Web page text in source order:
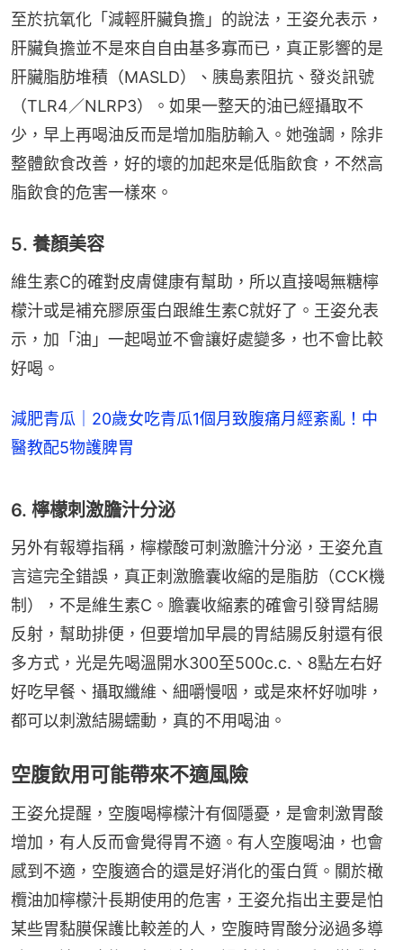
至於抗氧化「減輕肝臟負擔」的說法，王姿允表示，
肝臟負擔並不是來自自由基多寡而已，真正影響的是
肝臟脂肪堆積（MASLD）、胰島素阻抗、發炎訊號
（TLR4／NLRP3）。如果一整天的油已經攝取不
少，早上再喝油反而是增加脂肪輸入。她強調，除非
整體飲食改善，好的壞的加起來是低脂飲食，不然高
脂飲食的危害一樣來。
5. 養顏美容
維生素C的確對皮膚健康有幫助，所以直接喝無糖檸
檬汁或是補充膠原蛋白跟維生素C就好了。王姿允表
示，加「油」一起喝並不會讓好處變多，也不會比較
好喝。
減肥青瓜｜20歲女吃青瓜1個月致腹痛月經紊亂！中
醫教配5物護脾胃
6. 檸檬刺激膽汁分泌
另外有報導指稱，檸檬酸可刺激膽汁分泌，王姿允直
言這完全錯誤，真正刺激膽囊收縮的是脂肪（CCK機
制），不是維生素C。膽囊收縮素的確會引發胃結腸
反射，幫助排便，但要增加早晨的胃結腸反射還有很
多方式，光是先喝溫開水300至500c.c.、8點左右好
好吃早餐、攝取纖維、細嚼慢咽，或是來杯好咖啡，
都可以刺激結腸蠕動，真的不用喝油。
空腹飲用可能帶來不適風險
王姿允提醒，空腹喝檸檬汁有個隱憂，是會刺激胃酸
增加，有人反而會覺得胃不適。有人空腹喝油，也會
感到不適，空腹適合的還是好消化的蛋白質。關於橄
欖油加檸檬汁長期使用的危害，王姿允指出主要是怕
某些胃黏膜保護比較差的人，空腹時胃酸分泌過多導